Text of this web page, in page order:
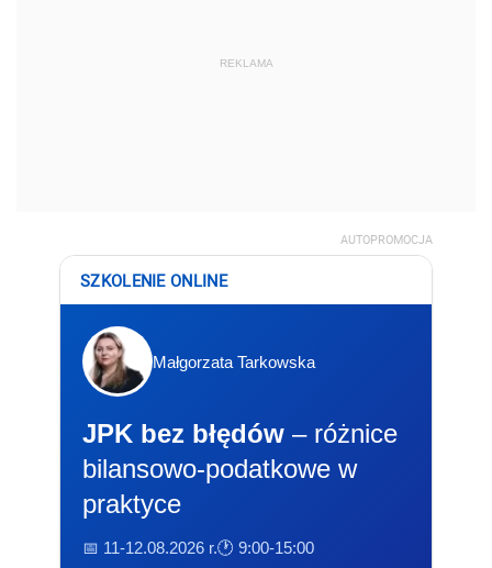
REKLAMA
AUTOPROMOCJA
SZKOLENIE ONLINE
Małgorzata Tarkowska
JPK bez błędów – różnice
bilansowo-podatkowe w
praktyce
📅 11-12.08.2026 r.🕐 9:00-15:00